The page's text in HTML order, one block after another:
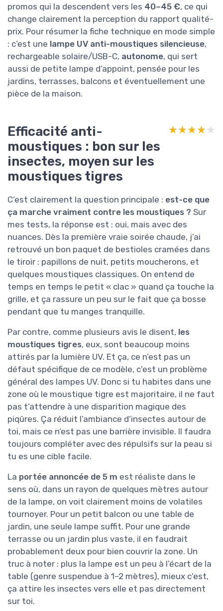
promos qui la descendent vers les 40–45 €, ce qui
change clairement la perception du rapport qualité-
prix. Pour résumer la fiche technique en mode simple
: c’est une lampe UV anti-moustiques silencieuse,
rechargeable solaire/USB-C, autonome, qui sert
aussi de petite lampe d’appoint, pensée pour les
jardins, terrasses, balcons et éventuellement une
pièce de la maison.
Efficacité anti-
moustiques : bon sur les
insectes, moyen sur les
moustiques tigres
★★★★★
★★★★★
C’est clairement la question principale : est-ce que
ça marche vraiment contre les moustiques ? Sur
mes tests, la réponse est : oui, mais avec des
nuances. Dès la première vraie soirée chaude, j’ai
retrouvé un bon paquet de bestioles cramées dans
le tiroir : papillons de nuit, petits moucherons, et
quelques moustiques classiques. On entend de
temps en temps le petit « clac » quand ça touche la
grille, et ça rassure un peu sur le fait que ça bosse
pendant que tu manges tranquille.
Par contre, comme plusieurs avis le disent, les
moustiques tigres, eux, sont beaucoup moins
attirés par la lumière UV. Et ça, ce n’est pas un
défaut spécifique de ce modèle, c’est un problème
général des lampes UV. Donc si tu habites dans une
zone où le moustique tigre est majoritaire, il ne faut
pas t’attendre à une disparition magique des
piqûres. Ça réduit l’ambiance d’insectes autour de
toi, mais ce n’est pas une barrière invisible. Il faudra
toujours compléter avec des répulsifs sur la peau si
tu es une cible facile.
La portée annoncée de 5 m est réaliste dans le
sens où, dans un rayon de quelques mètres autour
de la lampe, on voit clairement moins de volatiles
tournoyer. Pour un petit balcon ou une table de
jardin, une seule lampe suffit. Pour une grande
terrasse ou un jardin plus vaste, il en faudrait
probablement deux pour bien couvrir la zone. Un
truc à noter : plus la lampe est un peu à l’écart de la
table (genre suspendue à 1–2 mètres), mieux c’est,
ça attire les insectes vers elle et pas directement
sur toi.